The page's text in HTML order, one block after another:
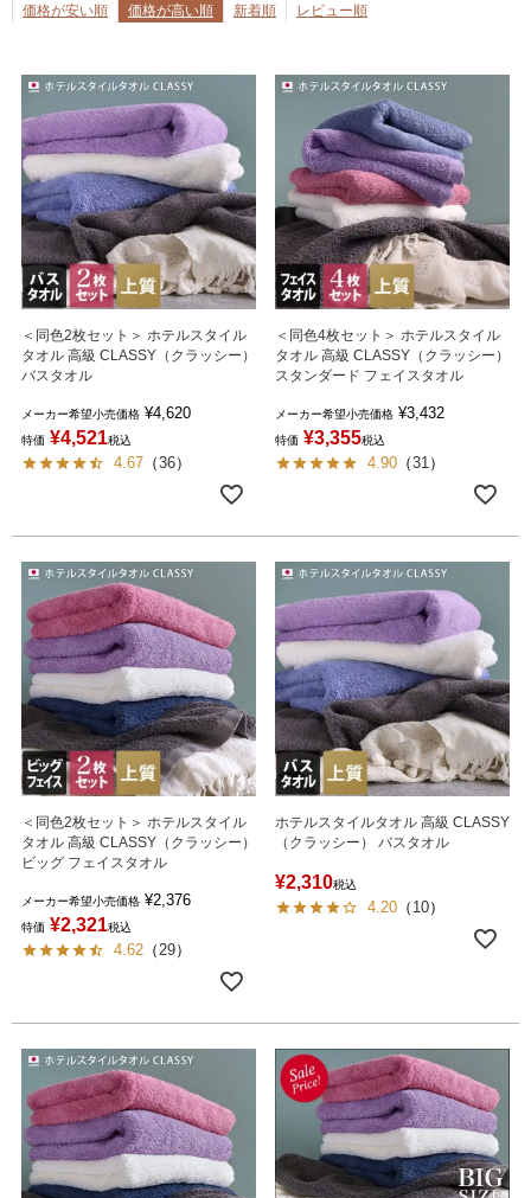
価格が安い順
価格が高い順 新着順 レビュー順
＜同色2枚セット＞ ホテルスタイル
タオル 高級 CLASSY（クラッシー）
バスタオル
メーカー希望小売価格 ¥4,620
特価 ¥4,521税込
4.67 （36）
＜同色4枚セット＞ ホテルスタイル
タオル 高級 CLASSY（クラッシー）
スタンダード フェイスタオル
メーカー希望小売価格 ¥3,432
特価 ¥3,355税込
4.90 （31）
＜同色2枚セット＞ ホテルスタイル
タオル 高級 CLASSY（クラッシー）
ビッグ フェイスタオル
メーカー希望小売価格 ¥2,376
特価 ¥2,321税込
4.62 （29）
ホテルスタイルタオル 高級 CLASSY
（クラッシー） バスタオル
¥2,310税込
4.20 （ 10）